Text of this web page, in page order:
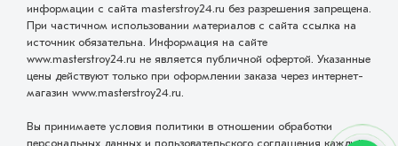
информации с сайта masterstroy24.ru без разрешения запрещена.
При частичном использовании материалов с сайта ссылка на
источник обязательна. Информация на сайте
www.masterstroy24.ru не является публичной офертой. Указанные
цены действуют только при оформлении заказа через интернет-
магазин www.masterstroy24.ru.
Вы принимаете условия политики в отношении обработки
персональных данных и пользовательского соглашения каждый